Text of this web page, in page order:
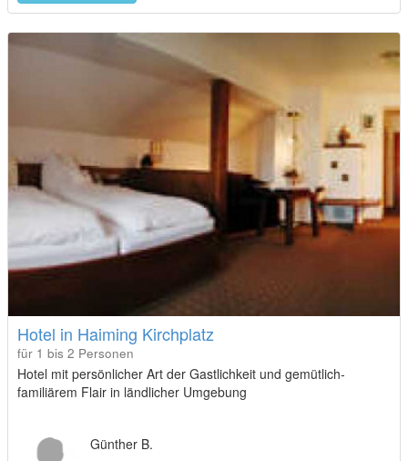
Hotel in Haiming Kirchplatz
für 1 bis 2 Personen
Hotel mit persönlicher Art der Gastlichkeit und gemütlich-
familiärem Flair in ländlicher Umgebung
Günther B.